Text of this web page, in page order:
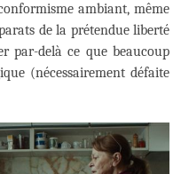
ambiant, même
de la prétendue liberté
par-delà ce que beaucoup
(nécessairement défaite